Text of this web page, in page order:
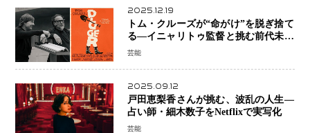
2025.12.19
トム・クルーズが“命がけ”を脱ぎ捨て
る―イニャリトゥ監督と挑む前代未聞
の大惨事コメディ「DIGGER ディガ
芸能
2025.09.12
戸田恵梨香さんが挑む、波乱の人生―
占い師・細木数子をNetflixで実写化
芸能